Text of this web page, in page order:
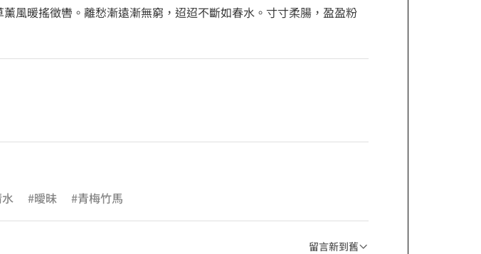
風暖搖徵轡。離愁漸遠漸無窮，迢迢不斷如春水。寸寸柔腸，盈盈粉
#曖昧 #青梅竹馬
留言新到舊